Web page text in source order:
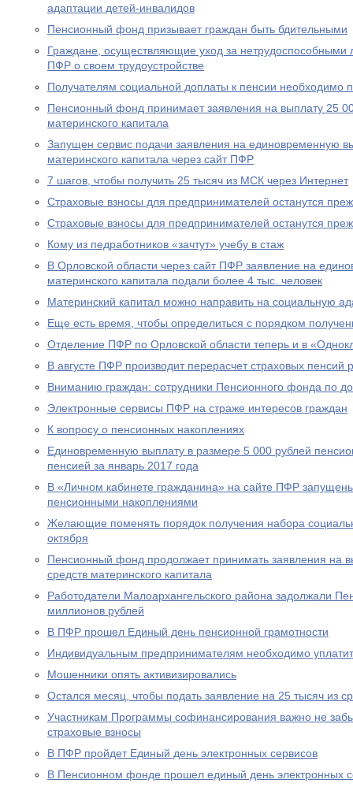
адаптации детей-инвалидов
Пенсионный фонд призывает граждан быть бдительными
Граждане, осуществляющие уход за
ПФР о своем трудоустройстве
Получателям социальной доплаты к пенсии необходимо
Пенсионный фонд принимает заявления на выплату 25
материнского капитала
Запущен сервис подачи заявления на единовременную
материнского капитала через сайт ПФР
7 шагов, чтобы получить 25 тысяч из МСК через Интернет
Страховые взносы для предпринимателей останутся
Страховые взносы для предпринимателей останутся
Кому из педработников «зачтут» учебу в стаж
В Орловской области через сайт ПФР заявление на
материнского капитала подали более 4 тыс. человек
Материнский капитал можно направить на социальную
Еще есть время, чтобы определиться с порядком
Отделение ПФР по Орловской области теперь и в
В августе ПФР производит перерасчет страховых
Вниманию граждан: сотрудники Пенсионного фонда по
Электронные сервисы ПФР на страже интересов граждан
К вопросу о пенсионных накоплениях
Единовременную выплату в размере 5 000 рублей
пенсией за январь 2017 года
В «Личном кабинете гражданина» на сайте ПФР
пенсионными накоплениями
Желающие поменять порядок получения набора
октября
Пенсионный фонд продолжает принимать заявления на
средств материнского капитала
Работодатели Малоархангельского района задолжали
миллионов рублей
В ПФР прошел Единый день пенсионной грамотности
Индивидуальным предпринимателям необходимо
Мошенники опять активизировались
Остался месяц, чтобы подать заявление на 25 тысяч из
Участникам Программы софинансирования важно не
страховые взносы
В ПФР пройдет Единый день электронных сервисов
В Пенсионном фонде прошел единый день электронных